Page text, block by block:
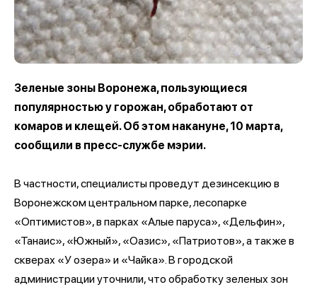
Зеленые зоны Воронежа, пользующиеся
популярностью у горожан, обработают от
комаров и клещей. Об этом накануне, 10 марта,
сообщили в пресс-службе мэрии.
В частности, специалисты проведут дезинсекцию в
Воронежском центральном парке, лесопарке
«Оптимистов», в парках «Алые паруса», «Дельфин»,
«Танаис», «Южный», «Оазис», «Патриотов», а также в
скверах «У озера» и «Чайка». В городской
администрации уточнили, что обработку зеленых зон